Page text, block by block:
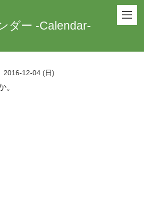
ダー -Calendar-
2016-12-04 (日)
。